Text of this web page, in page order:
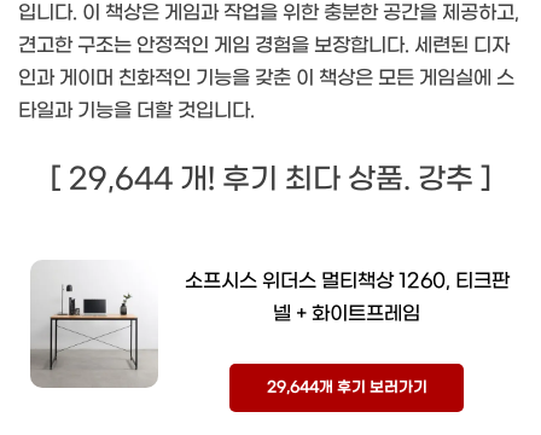
입니다. 이 책상은 게임과 작업을 위한 충분한 공간을 제공하고,
견고한 구조는 안정적인 게임 경험을 보장합니다. 세련된 디자
인과 게이머 친화적인 기능을 갖춘 이 책상은 모든 게임실에 스
타일과 기능을 더할 것입니다.
[ 29,644 개! 후기 최다 상품. 강추 ]
소프시스 위더스 멀티책상 1260, 티크판
넬 + 화이트프레임
29,644개 후기 보러가기